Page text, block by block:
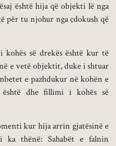
është hija që objekti lë nga
për tu njohur nga çdokush që
kohës së drekës është kur të
e vetë objektit, duke i shtuar
e pazhdukur në kohën e
është dhe fillimi i kohës së
kur hija arrin gjatësinë e
thënë: Sahabët e falnin